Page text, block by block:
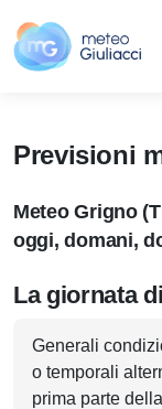
Previsioni
Meteo Grigno
oggi, domani,
La giornata
Generali
o temporali
prima parte